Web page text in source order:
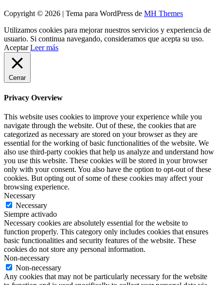
Copyright © 2026 | Tema para WordPress de MH Themes
Utilizamos cookies para mejorar nuestros servicios y experiencia de
usuario. Si continua navegando, consideramos que acepta su uso.
Aceptar Leer más
Cerrar
Privacy Overview
This website uses cookies to improve your experience while you
navigate through the website. Out of these, the cookies that are
categorized as necessary are stored on your browser as they are
essential for the working of basic functionalities of the website. We
also use third-party cookies that help us analyze and understand how
you use this website. These cookies will be stored in your browser
only with your consent. You also have the option to opt-out of these
cookies. But opting out of some of these cookies may affect your
browsing experience.
Necessary
Necessary
Siempre activado
Necessary cookies are absolutely essential for the website to
function properly. This category only includes cookies that ensures
basic functionalities and security features of the website. These
cookies do not store any personal information.
Non-necessary
Non-necessary
Any cookies that may not be particularly necessary for the website